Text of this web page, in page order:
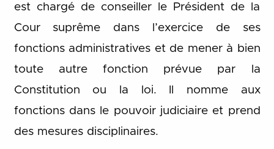
est chargé de conseiller le Président de la
Cour suprême dans l’exercice de ses
fonctions administratives et de mener à bien
toute autre fonction prévue par la
Constitution ou la loi. Il nomme aux
fonctions dans le pouvoir judiciaire et prend
des mesures disciplinaires.